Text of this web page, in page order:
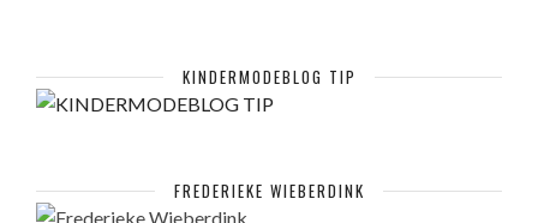
KINDERMODEBLOG TIP
FREDERIEKE WIEBERDINK